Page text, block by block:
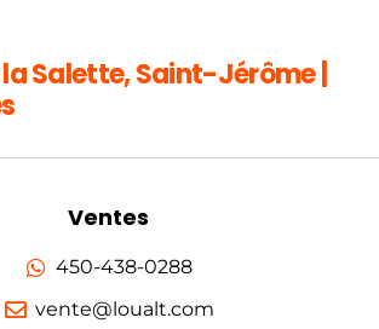
Salette, Saint-Jérôme |
Ventes
450-438-0288
vente@loualt.com